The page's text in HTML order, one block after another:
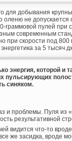
для добывания
оленю не
граммовой пулей при
современным
при скорости под
за 5 тысяч
энергия, которой и
пульсирующих
синяком.
и проблемы. Пуля из
результативной
видится что-то
же засидка, вроде